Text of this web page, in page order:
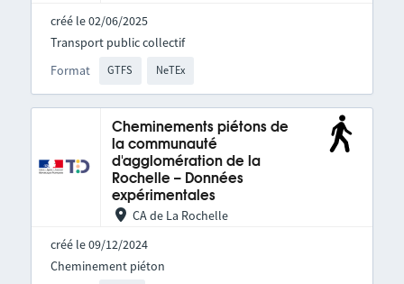
créé le 02/06/2025
Format GTFS NeTEx
Transport public collectif
Cheminements piétons de
la communauté
d'agglomération de la
Rochelle – Données
expérimentales
CA de La Rochelle
créé le 09/12/2024
Cheminement piéton